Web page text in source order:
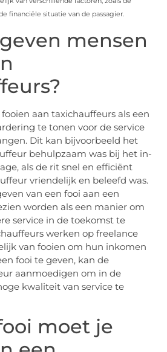
financiële situatie van de passagier.
mensen
aan taxichauffeurs als een
te tonen voor de service
Dit kan bijvoorbeeld het
behulpzaam was bij het in-
als de rit snel en efficiënt
vriendelijk en beleefd was.
van een fooi aan een
worden als een manier om
service in de toekomst te
werken op freelance
van fooien om hun inkomen
fooi te geven, kan de
aanmoedigen om in de
kwaliteit van service te
moet je